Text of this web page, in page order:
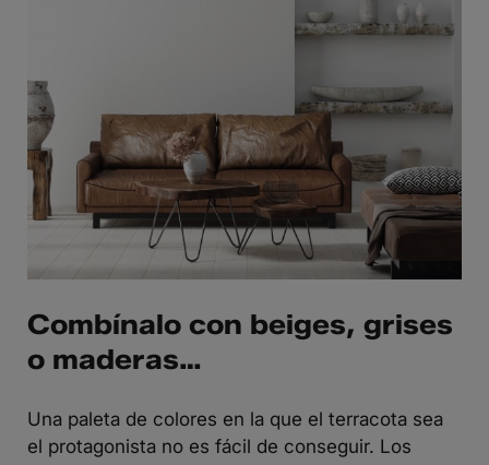
Combínalo con beiges, grises
o maderas…
Una paleta de colores en la que el terracota sea
el protagonista no es fácil de conseguir. Los